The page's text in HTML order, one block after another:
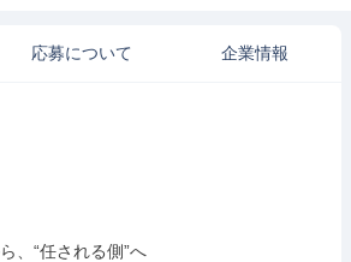
応募について 企業情報
、“任される側”へ